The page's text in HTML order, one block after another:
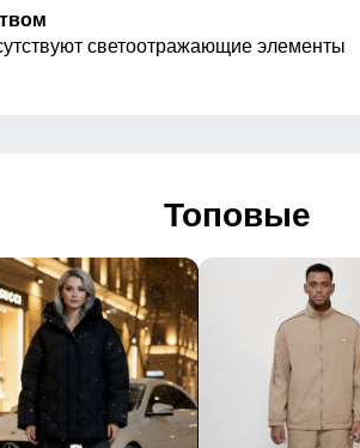
светоотражающие элементы
Топовые